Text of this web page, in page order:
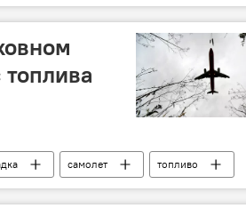
самолет
топливо